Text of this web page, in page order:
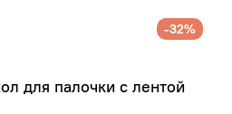
-32%
для палочки с лентой